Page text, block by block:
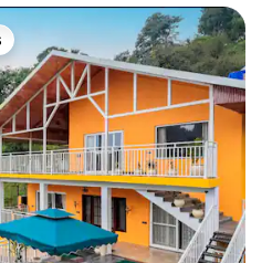
dos hóspedes